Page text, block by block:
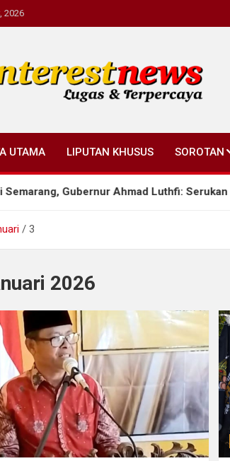
2026
UTAMA LIPUTAN KHUSUS SOROTAN
Gubernur Ahmad Luthfi: Serukan
3
2026